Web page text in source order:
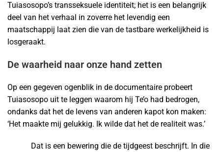
Tuiasosopo’s transseksuele identiteit; het is een belangrijk
deel van het verhaal in zoverre het levendig een
maatschappij laat zien die van de tastbare werkelijkheid is
losgeraakt.
De waarheid naar onze hand zetten
Op een gegeven ogenblik in de documentaire probeert
Tuiasosopo uit te leggen waarom hij Te’o had bedrogen,
ondanks dat het de levens van anderen kapot kon maken:
‘Het maakte mij gelukkig. Ik wilde dat het de realiteit was.’
Dat is een bewering die de tijdgeest beschrijft. In die